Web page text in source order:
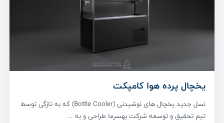
یخچال پرده هوا کامپکت
نسل جدید یخچال های نوشیدنی (Bottle Cooler) که به تازگی توسط
تیم تحقیق و توسعه شرکت بهسرما طراحی و به ...